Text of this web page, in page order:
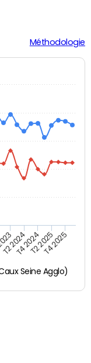
Méthodologie
Seine Agglo)
T2 2024T4 2024T2 2025T4 2025